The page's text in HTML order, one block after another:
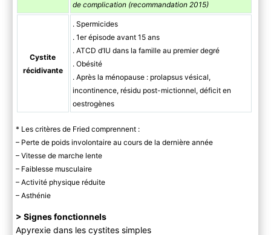
de complication (recommandation 2015)
Cystite
récidivante
. Spermicides
. 1er épisode avant 15 ans
. ATCD d’IU dans la famille au premier degré
. Obésité
. Après la ménopause : prolapsus vésical,
incontinence, résidu post-mictionnel, déficit en
oestrogènes
* Les critères de Fried comprennent :
– Perte de poids involontaire au cours de la dernière année
– Vitesse de marche lente
– Faiblesse musculaire
– Activité physique réduite
– Asthénie
> Signes fonctionnels
Apyrexie dans les cystites simples